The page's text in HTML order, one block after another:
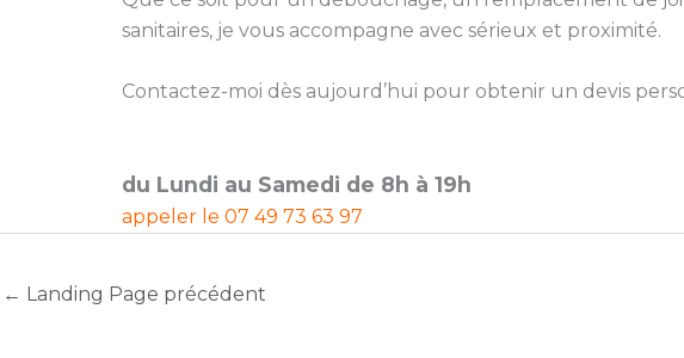
sanitaires, je vous accompagne avec sérieux et proximité.
Contactez-moi dès aujourd’hui pour obtenir un devis
du Lundi au Samedi de 8h à 19h
appeler le 07 49 73 63 97
← Landing Page précédent